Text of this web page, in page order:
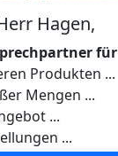
Hagen,
für
Produkten ...
Mengen ...
...
...